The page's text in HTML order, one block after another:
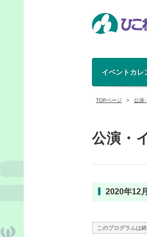
イベントカレ
TOPページ 公演
公演・
2020年12
このプログラムは